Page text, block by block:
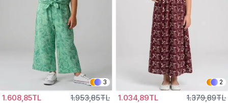
3
1.608,85TL 1.953,85TL
2
1.034,89TL 1.379,89TL